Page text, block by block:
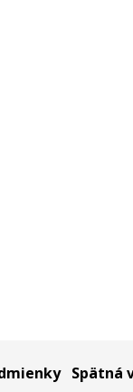
Spätná